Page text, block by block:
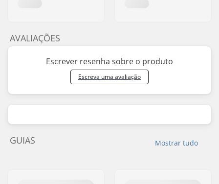
AVALIAÇÕES
Escrever resenha sobre o produto
Escreva uma avaliação
Mostrar tudo
GUIAS